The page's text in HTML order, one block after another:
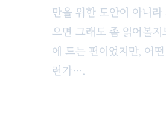
만을 위한 도안이 아니
으면 그래도 좀 읽어볼
에 드는 편이었지만, 어
런가….